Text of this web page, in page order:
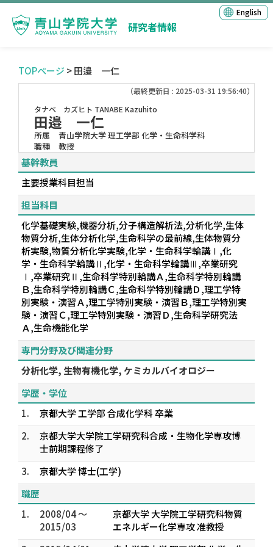
研究者情報
English
TOPページ > 田邉 一仁
（最終更新日 : 2025-03-31 19:56:40）
タナベ カズヒト TANABE Kazuhito
田邉 一仁
所属
青山学院大学 理工学部 化学・生命科学科
職種
教授
基幹教員
主要授業科目担当
担当科目
化学基礎実験,機器分析,分子構造解析法,分析化学,生体
物質分析,生体分析化学,生命科学の最前線,生体物質分
析実験,物質分析化学実験,化学・生命科学輪講Ⅰ,化
学・生命科学輪講Ⅱ,化学・生命科学輪講Ⅲ,卒業研究
Ⅰ,卒業研究Ⅱ,生命科学特別輪講Ａ,生命科学特別輪講
Ｂ,生命科学特別輪講Ｃ,生命科学特別輪講Ｄ,理工学特
別実験・演習Ａ,理工学特別実験・演習Ｂ,理工学特別実
験・演習Ｃ,理工学特別実験・演習Ｄ,生命科学研究法
Ａ,生命機能化学
専門分野及び関連分野
分析化学, 生物有機化学, ケミカルバイオロジー
学歴・学位
1.
京都大学 工学部 合成化学科 卒業
2.
京都大学大学院工学研究科合成・生物化学専攻博
士前期課程修了
3.
京都大学 博士(工学)
職歴
1.
2008/04 ～
2015/03
京都大学 大学院工学研究科物質
エネルギー化学専攻 准教授